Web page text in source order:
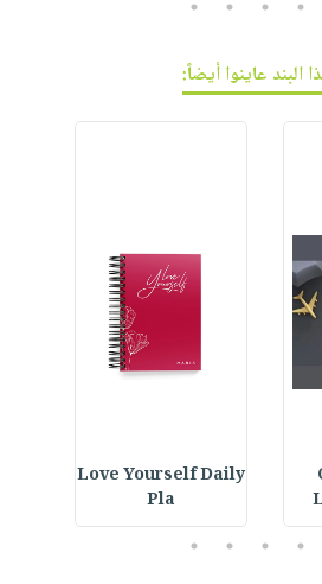
البند عاينوا أيضاً:
Love Yourself Daily
Pla
2
3
4
5